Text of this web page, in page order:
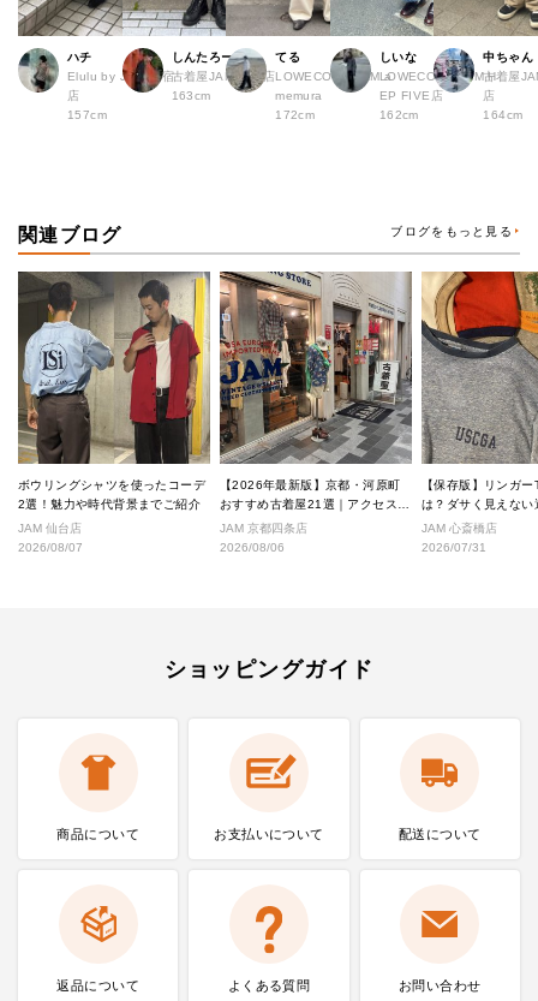
ハチ
Elulu by JAM 原宿
店
157cm
しんたろー
古着屋JAM 仙台店
163cm
てる
LOWECO by JAM a
memura
172cm
しいな
LOWECO by JAM H
EP FIVE店
162cm
中ちゃん
古着屋
店
164cm
関連ブログ ブログをもっと見る
ボウリングシャツを使ったコーデ
2選！魅力や時代背景までご紹介
JAM 仙台店
2026/08/07
【2026年最新版】京都・河原町
おすすめ古着屋21選｜アクセス良
好な絶対行くべきショップ厳選！
JAM 京都四条店
2026/08/06
【保存版】リンガ
は？ダサく見えない
なし完全ガイド
JAM 心斎橋店
2026/07/31
ショッピングガイド
商品について お支払いについて 配送について
返品について よくある質問 お問い合わせ